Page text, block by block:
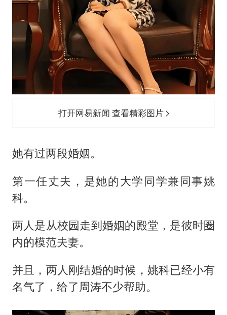
打开网易新闻 查看精彩图片
她有过两段婚姻。
第一任丈夫，是她的大学同学兼同事姚
科。
两人是从校园走到婚姻的殿堂，是彼时圈
内的模范夫妻。
并且，两人刚结婚的时候，姚科已经小有
名气了，给了周涛不少帮助。